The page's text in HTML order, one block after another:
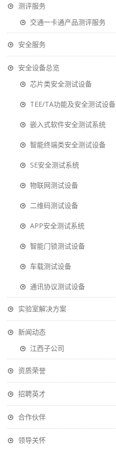
测评服务
交通一卡通产品测评服务
安全服务
安全设备总览
芯片类安全测试设备
TEE/TA功能及安全测试设备
嵌入式软件安全测试系统
智能终端类安全测试设备
SE安全测试系统
物联网测试设备
二维码测试设备
APP安全测试系统
智能门锁测试设备
车载测试设备
通讯协议测试设备
实验室解决方案
新闻动态
江西子公司
资质荣誉
招聘英才
合作伙伴
领导关怀